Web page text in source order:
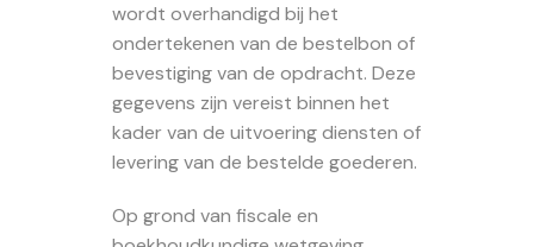
wordt overhandigd bij het
ondertekenen van de bestelbon of
bevestiging van de opdracht. Deze
gegevens zijn vereist binnen het
kader van de uitvoering diensten of
levering van de bestelde goederen.
Op grond van fiscale en